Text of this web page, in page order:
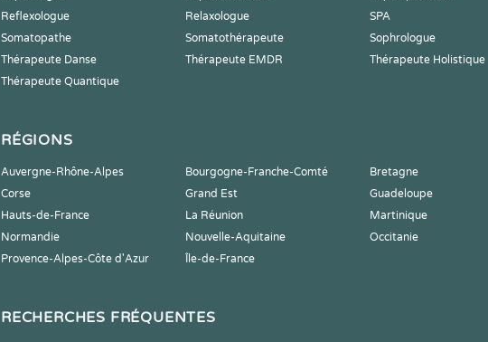
Reflexologue
Relaxologue SPA
Somatopathe
Somatothérapeute Sophrologue
Thérapeute Danse
Thérapeute EMDR Thérapeute Holistique
Thérapeute Quantique
RÉGIONS
Auvergne-Rhône-Alpes Bourgogne-Franche-Comté Bretagne
Corse
Grand Est Guadeloupe
Hauts-de-France
La Réunion Martinique
Normandie
Nouvelle-Aquitaine Occitanie
Provence-Alpes-Côte d'Azur
Île-de-France
RECHERCHES FRÉQUENTES